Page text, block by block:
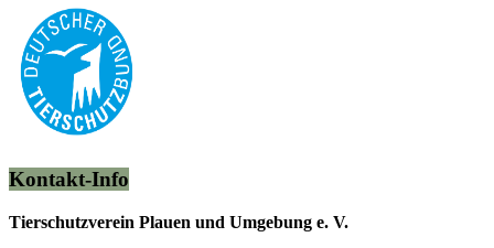
Kontakt-Info
Tierschutzverein Plauen und Umgebung e. V.